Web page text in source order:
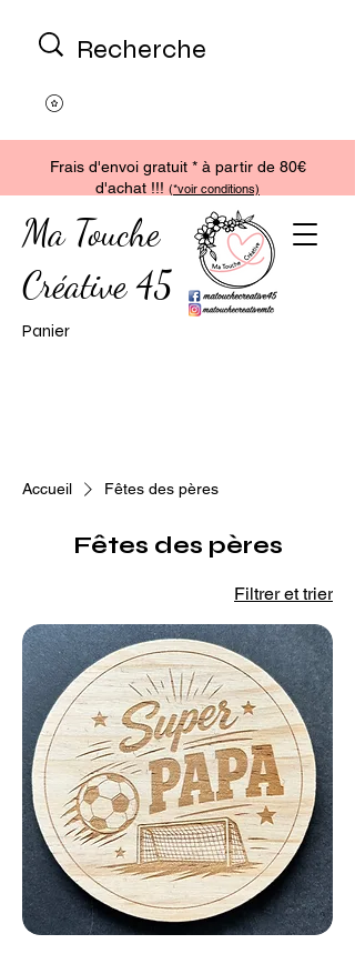
Frais d'envoi gratuit * à partir de 80€
d'achat !!! (*voir conditions)
Ma Touche
Créative 45
Panier
Accueil Fêtes des pères
Fêtes des pères
Filtrer et trier